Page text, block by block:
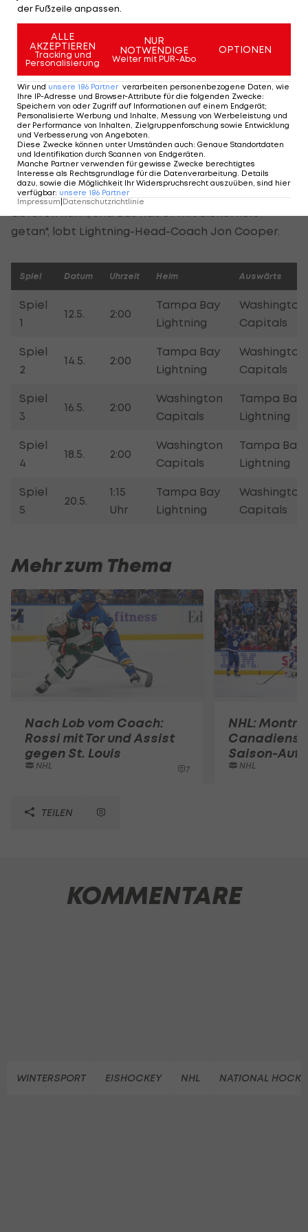
zu denken. "Das ist ziemlich bizarr. Wir müssen
einen Weg finden, um zu Hause ein Spiel für uns zu
entscheiden", meint Superstar Stamkos.
Nach Spiel 4 darf sich Tampa Bay vor allem bei
Goalie Andrei Vasilevskiy bedanken, dem 36 Saves
gelingen und der das Team speziell in jener Phase
bis zum vorentscheidenden Treffer zum 3:2 im
Spiel hält.
"Wenn du nicht dein A-Game auf das Eis bringen
kannst, brauchst du einen Goalie, der sein A-Game
getan", lobt Lightning-Head-Coach Jon Cooper.
Spiel Datum Uhrzeit Heim Auswärts
Spiel
1
12.5. 2:00
Tampa Bay
Lightning
Washington
Capitals
Spiel
2
14.5. 2:00
Tampa Bay
Lightning
Washington
Capitals
Spiel
3
16.5. 2:00
Washington
Capitals
Tampa Bay
Lightning
Spiel
4
18.5. 2:00
Washington
Capitals
Tampa Bay
Lightning
Spiel
5
20.5.
1:15
Uhr
Tampa Bay
Lightning
Washington
Capitals
Mehr zum Thema
Nach Lob vom Coach:
Rossi mit Tor und Assist
gegen St. Louis
NHL 7
NHL:
Canadiens
Saison-
NHL
TEILEN
KOMMENTARE
WINTERSPORT EISHOCKEY NHL NATIONAL
der Fußzeile anpassen.
ALLE
AKZEPTIEREN
Tracking und
Personalisierung
NUR
NOTWENDIGE
Weiter mit PUR-Abo
OPTIONEN
Wir und unsere 186 Partner verarbeiten personenbezogene Daten, wie
Ihre IP-Adresse und Browser-Attribute für die folgenden Zwecke:
Speichern von oder Zugriff auf Informationen auf einem Endgerät;
Personalisierte Werbung und Inhalte, Messung von Werbeleistung und
der Performance von Inhalten, Zielgruppenforschung sowie Entwicklung
und Verbesserung von Angeboten
Diese Zwecke können unter Umständen auch: Genaue Standortdaten
und Identifikation durch Scannen von Endgeräten
Manche Partner verwenden für gewisse Zwecke berechtigtes
Interesse als Rechtsgrundlage für die Datenverarbeitung. Details
dazu, sowie die Möglichkeit Ihr Widerspruchsrecht auszuüben, sind hier
verfügbar: unsere 186 Partner
Impressum|Datenschutzrichtlinie